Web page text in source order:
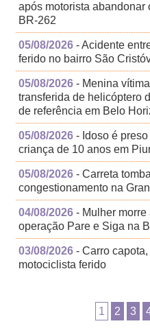
após motorista abandonar
BR-262
05/08/2026 - Acidente
ferido no bairro São
05/08/2026 - Menina
transferida de helicóptero
de referência em Belo
05/08/2026 - Idoso é
criança de 10 anos em
05/08/2026 - Carreta
congestionamento na
04/08/2026 - Mulher
operação Pare e Siga na
03/08/2026 - Carro
motociclista ferido
1 2 3